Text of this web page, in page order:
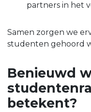
partners in het
Samen zorgen we
studenten gehoord
Benieuwd
betekent?